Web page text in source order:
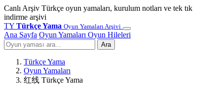
Canlı Arşiv Türkçe oyun yamaları, kurulum notları ve tek tık
indirme arşivi
TY Türkçe Yama Oyun Yamaları Arşivi
Ana Sayfa Oyun Yamaları Oyun Hileleri
Ara
Türkçe Yama
Oyun Yamaları
红线 Türkçe Yama